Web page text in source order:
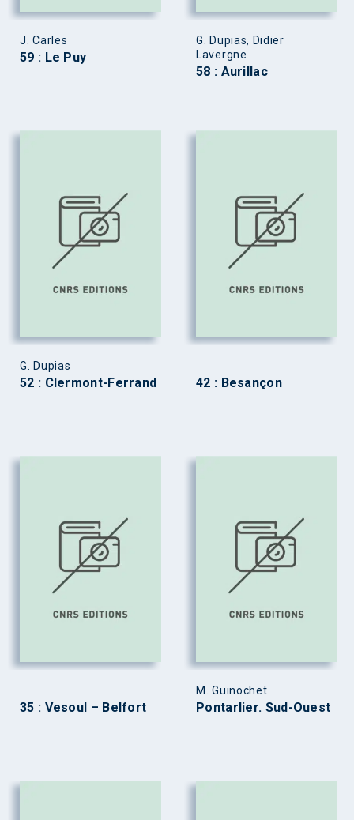
J. Carles
59 : Le Puy
G. Dupias, Didier
Lavergne
58 : Aurillac
G. Dupias
52 : Clermont-Ferrand 42 : Besançon
35 : Vesoul – Belfort
M. Guinochet
Pontarlier. Sud-Ouest